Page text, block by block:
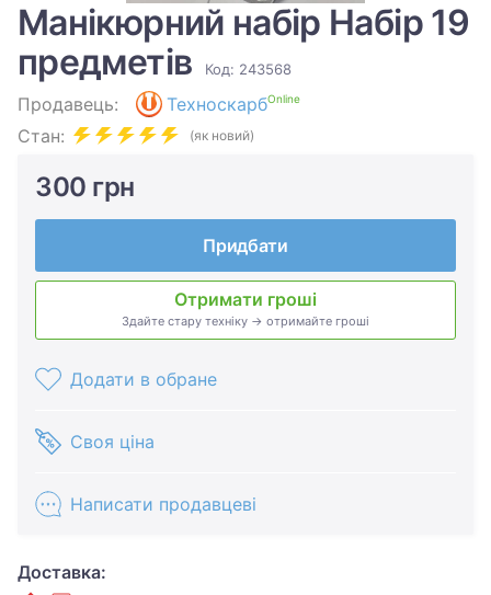
Манікюрний набір Набір 19
предметів
Код: 243568
Продавець: ТехноскарбOnline
Стан: (як новий)
300 грн
Придбати
Отримати гроші
Здайте стару техніку → отримайте гроші
Додати в обране
Своя ціна
Написати продавцеві
Доставка: